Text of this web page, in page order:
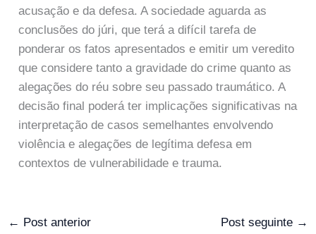
acusação e da defesa. A sociedade aguarda as
conclusões do júri, que terá a difícil tarefa de
ponderar os fatos apresentados e emitir um veredito
que considere tanto a gravidade do crime quanto as
alegações do réu sobre seu passado traumático. A
decisão final poderá ter implicações significativas na
interpretação de casos semelhantes envolvendo
violência e alegações de legítima defesa em
contextos de vulnerabilidade e trauma.
← Post anterior Post seguinte →